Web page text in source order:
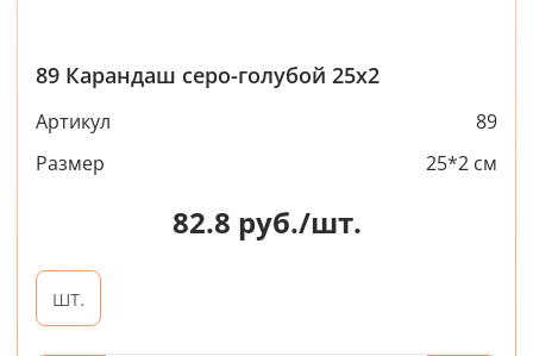
89 Карандаш серо-голубой 25х2
Артикул
89
Размер
25*2 см
82.8 руб./шт.
шт.